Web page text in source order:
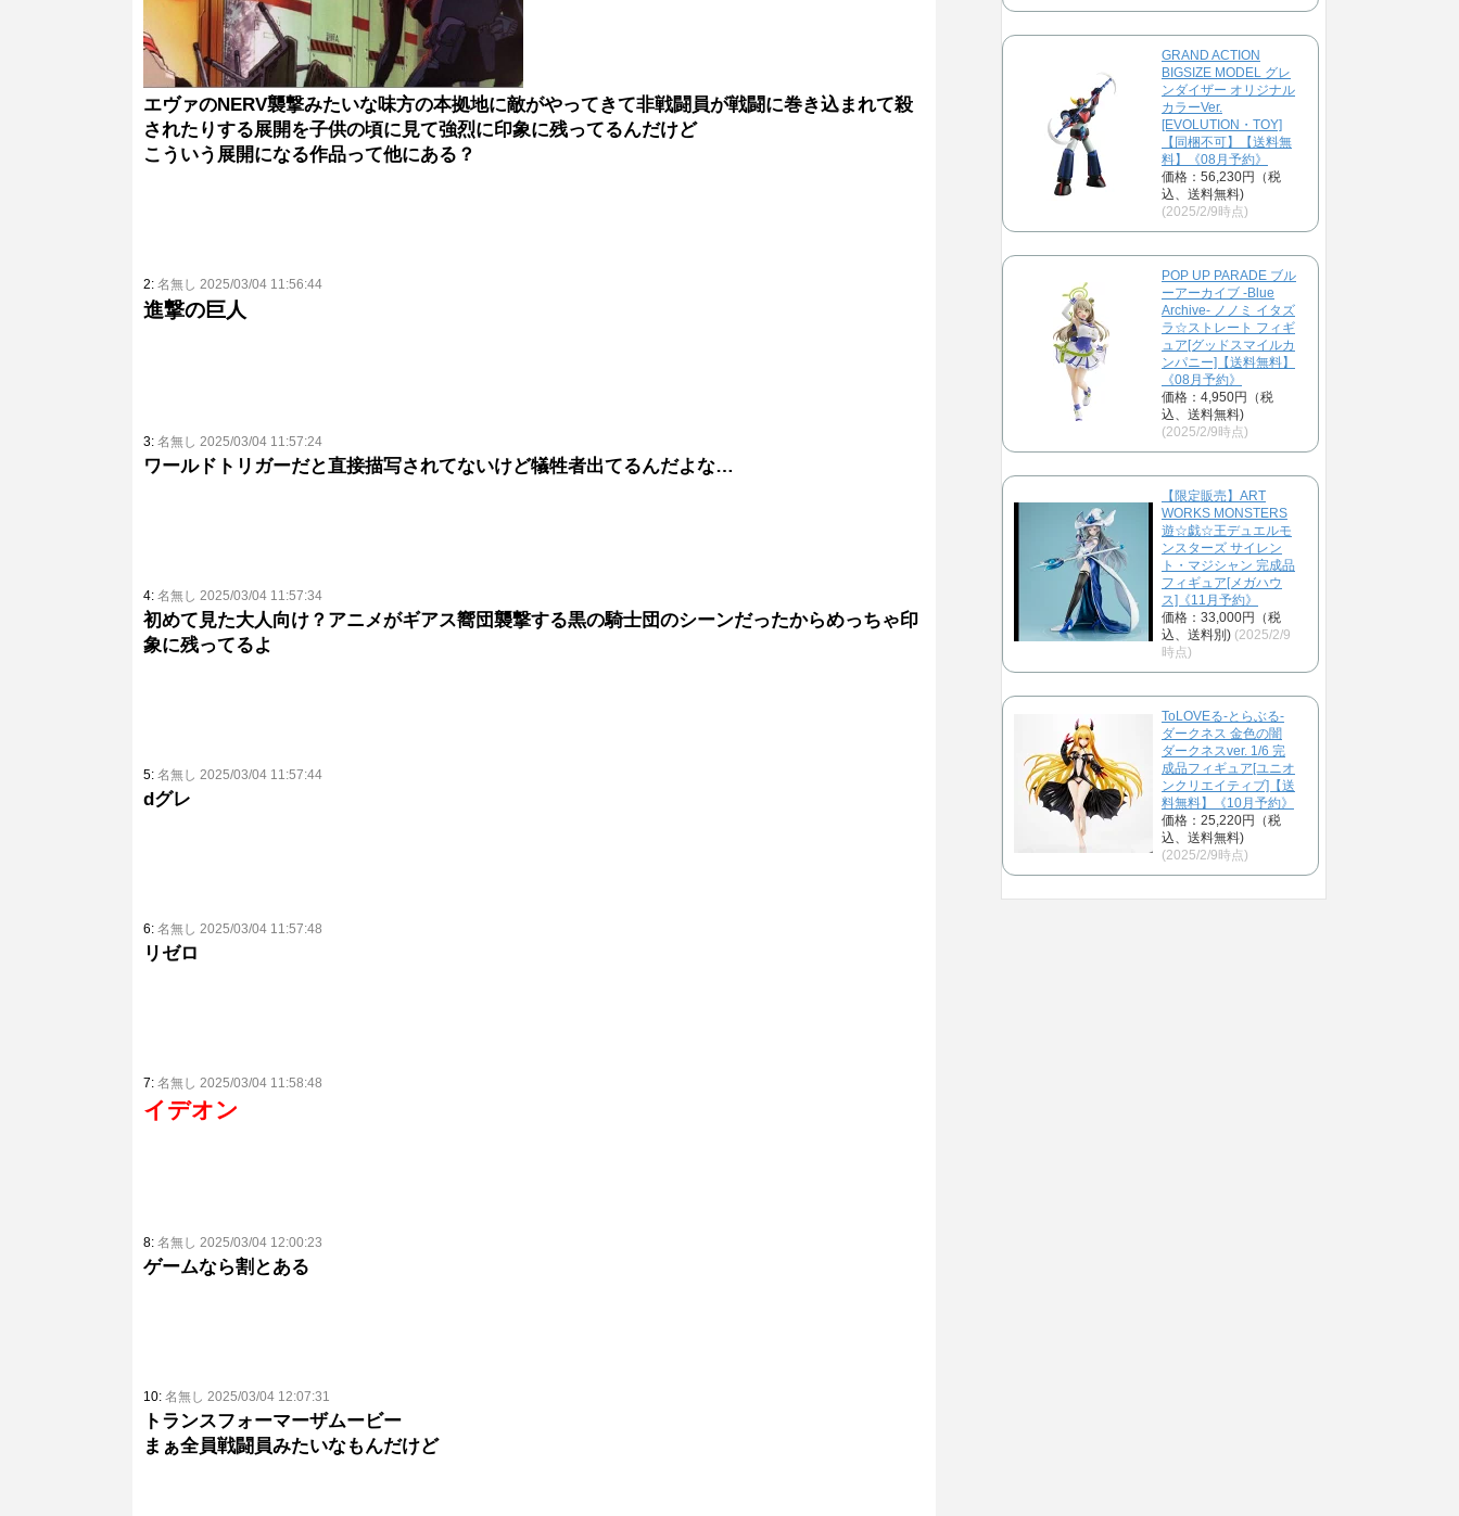
エヴァのNERV襲撃みたいな味方の本拠地に敵がやってきて非戦闘員が戦闘に巻き込まれて殺
されたりする展開を子供の頃に見て強烈に印象に残ってるんだけど
こういう展開になる作品って他にある？
2: 名無し 2025/03/04 11:56:44
進撃の巨人
3: 名無し 2025/03/04 11:57:24
ワールドトリガーだと直接描写されてないけど犠牲者出てるんだよな…
4: 名無し 2025/03/04 11:57:34
初めて見た大人向け？アニメがギアス嚮団襲撃する黒の騎士団のシーンだったからめっちゃ印
象に残ってるよ
5: 名無し 2025/03/04 11:57:44
dグレ
6: 名無し 2025/03/04 11:57:48
リゼロ
7: 名無し 2025/03/04 11:58:48
イデオン
8: 名無し 2025/03/04 12:00:23
ゲームなら割とある
10: 名無し 2025/03/04 12:07:31
トランスフォーマーザムービー
まぁ全員戦闘員みたいなもんだけど
GRAND ACTION
BIGSIZE MODEL グレ
ンダイザー オリジナル
カラーVer.
[EVOLUTION・TOY]
【同梱不可】【送料無
料】《08月予約》
価格：56,230円（税
込、送料無料)
(2025/2/9時点)
POP UP PARADE ブル
ーアーカイブ -Blue
Archive- ノノミ イタズ
ラ☆ストレート フィギ
ュア[グッドスマイルカ
ンパニー]【送料無料】
《08月予約》
価格：4,950円（税
込、送料無料)
(2025/2/9時点)
【限定販売】ART
WORKS MONSTERS
遊☆戯☆王デュエルモ
ンスターズ サイレン
ト・マジシャン 完成品
フィギュア[メガハウ
ス]《11月予約》
価格：33,000円（税
込、送料別) (2025/2/9
時点)
ToLOVEる-とらぶる-
ダークネス 金色の闇
ダークネスver. 1/6 完
成品フィギュア[ユニオ
ンクリエイティブ]【送
料無料】《10月予約》
価格：25,220円（税
込、送料無料)
(2025/2/9時点)